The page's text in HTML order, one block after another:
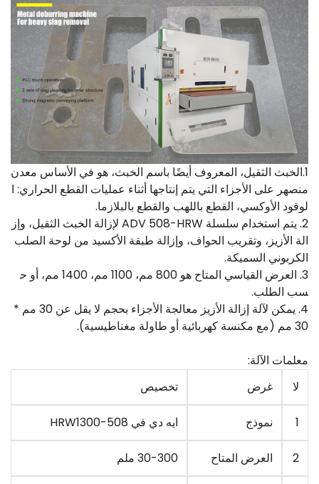
1.الخبث الثقيل، المعروف أيضًا باسم الخبث، هو في الأساس معدن
منصهر على الأجزاء التي يتم إنتاجها أثناء عمليات القطع الحراري: ا
لوقود الأوكسي، القطع باللهب والقطع بالبلازما.
2. يتم استخدام سلسلة ADV 508-HRW لإزالة الخبث الثقيل، وإز
الة الأزيز، وتقريب الحواف، وإزالة طبقة الأكسيد من لوحة الصلب
الكربوني السميكة.
3. العرض القياسي المتاح هو 800 مم، 1100 مم، 1400 مم، أو ح
سب الطلب.
4. يمكن لآلة إزالة الأزيز معالجة الأجزاء بحجم لا يقل عن 30 مم *
30 مم (مع مكنسة كهربائية أو طاولة مغناطيسية).
معلمات الآلة:
لا
غرض تخصيص
1 نموذج ايه دي في 508-HRW1300
2 العرض المتاح 30-300 ملم